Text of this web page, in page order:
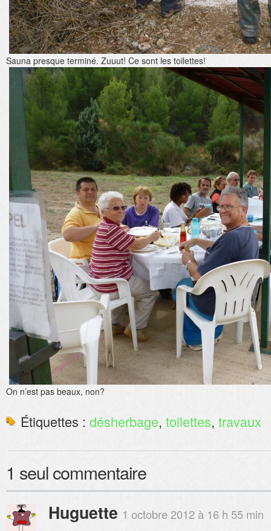
Sauna presque terminé. Zuuut! Ce sont les toilettes!
On n’est pas beaux, non?
Étiquettes : désherbage, toilettes, travaux
1 seul commentaire
Huguette 1 octobre 2012 à 16 h 55 min